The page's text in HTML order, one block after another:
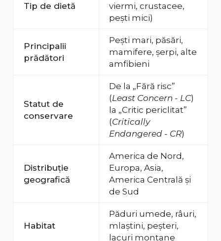
Tip de dietă
viermi, crustacee,
pești mici)
Principalii
prădători
Pești mari, păsări,
mamifere, șerpi, alte
amfibieni
Statut de
conservare
De la „Fără risc”
(Least Concern - LC)
la „Critic periclitat”
(Critically
Endangered - CR)
Distribuție
geografică
America de Nord,
Europa, Asia,
America Centrală și
de Sud
Habitat
Păduri umede, râuri,
mlaștini, peșteri,
lacuri montane